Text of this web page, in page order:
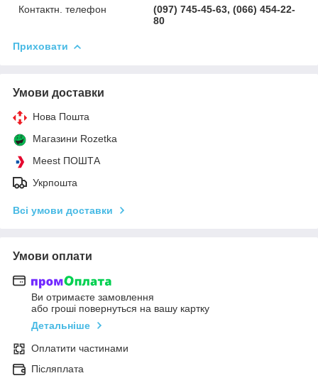
Контактн. телефон
(097) 745-45-63, (066) 454-22-
80
Приховати
Умови доставки
Нова Пошта
Магазини Rozetka
Meest ПОШТА
Укрпошта
Всі умови доставки
Умови оплати
Ви отримаєте замовлення
або гроші повернуться на вашу картку
Детальніше
Оплатити частинами
Післяплата